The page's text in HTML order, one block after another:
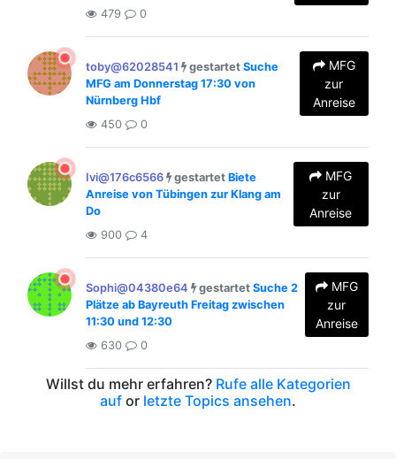
479 0
toby@62028541 gestartet Suche
MFG am Donnerstag 17:30 von
Nürnberg Hbf
MFG
zur
Anreise
450 0
Ivi@176c6566 gestartet Biete
Anreise von Tübingen zur Klang am
Do
MFG
zur
Anreise
900 4
Sophi@04380e64 gestartet Suche 2
Plätze ab Bayreuth Freitag zwischen
11:30 und 12:30
MFG
zur
Anreise
630 0
Willst du mehr erfahren? Rufe alle Kategorien
auf or letzte Topics ansehen.